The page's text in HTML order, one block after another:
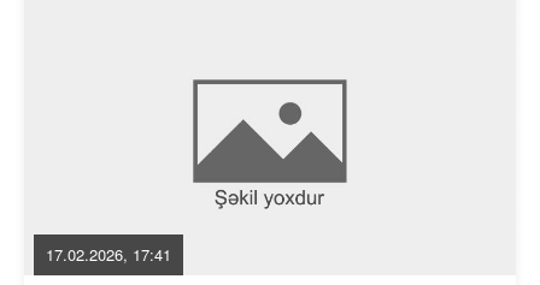
17.02.2026, 17:41